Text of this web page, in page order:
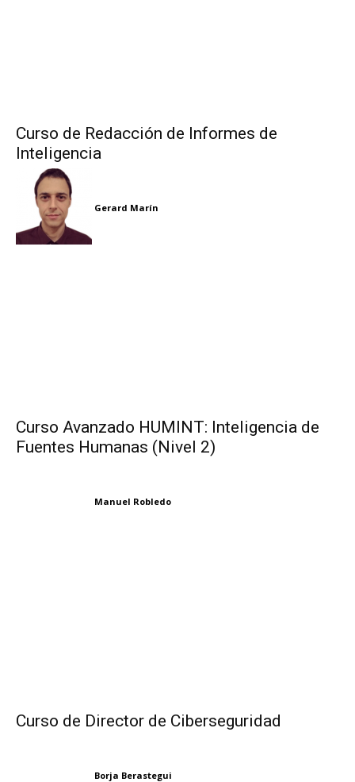
Curso de Redacción de Informes de
Inteligencia
Gerard Marín
Curso Avanzado HUMINT: Inteligencia de
Fuentes Humanas (Nivel 2)
Manuel Robledo
Curso de Director de Ciberseguridad
Borja Berastegui